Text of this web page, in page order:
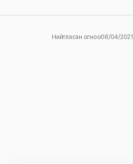
Нийтлэсэн огноо06/04/2021